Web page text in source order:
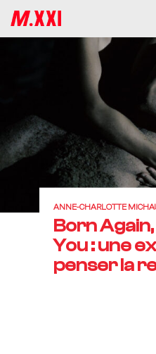
ANNE-CHARLOTTE
Born
You : une
penser la